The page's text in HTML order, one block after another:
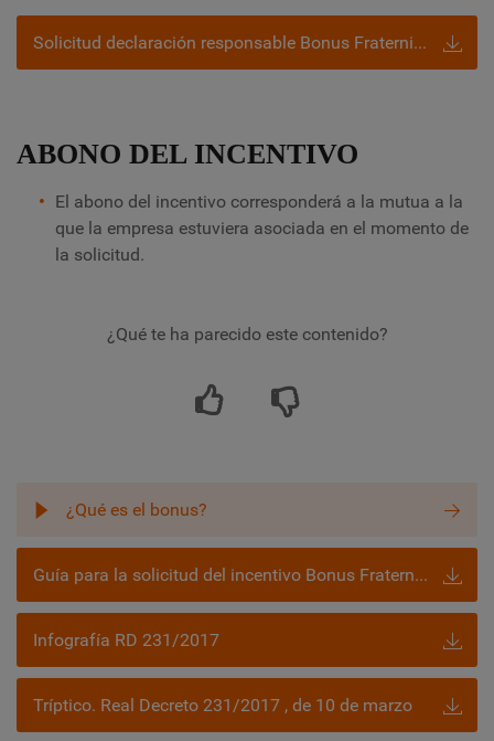
Solicitud declaración responsable Bonus Fraternidad-Muprespa
ABONO DEL INCENTIVO
El abono del incentivo corresponderá a la mutua a la
que la empresa estuviera asociada en el momento de
la solicitud.
¿Qué te ha parecido este contenido?
¿Qué es el bonus?
Guía para la solicitud del incentivo Bonus Fraternidad-Muprespa
Infografía RD 231/2017
Tríptico. Real Decreto 231/2017 , de 10 de marzo